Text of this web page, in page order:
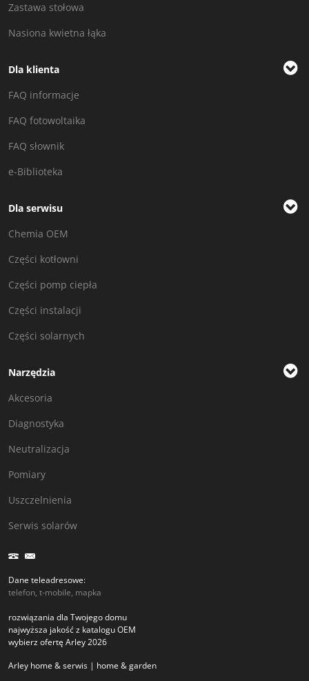
Zastawa stołowa
Nasiona kwietna łąka
Dla klienta
FAQ informacje
FAQ fotowoltaika
FAQ słownik
e-Biblioteka
Dla serwisu
Chemia OEM
Części kotłowni
Części pomp ciepła
Części instalacji
Części solarnych
Narzędzia
Akcesoria
Diagnostyka
Neutralizacja
Pomiary
Uszczelnienia
Serwis solarów
Dane teleadresowe:
telefon, t-mobile, mapka
rozwiązania dla Twojego domu
najwyższa jakość z katalogu OEM
wybierz ofertę Arley 2026
Arley home & serwis | home & garden